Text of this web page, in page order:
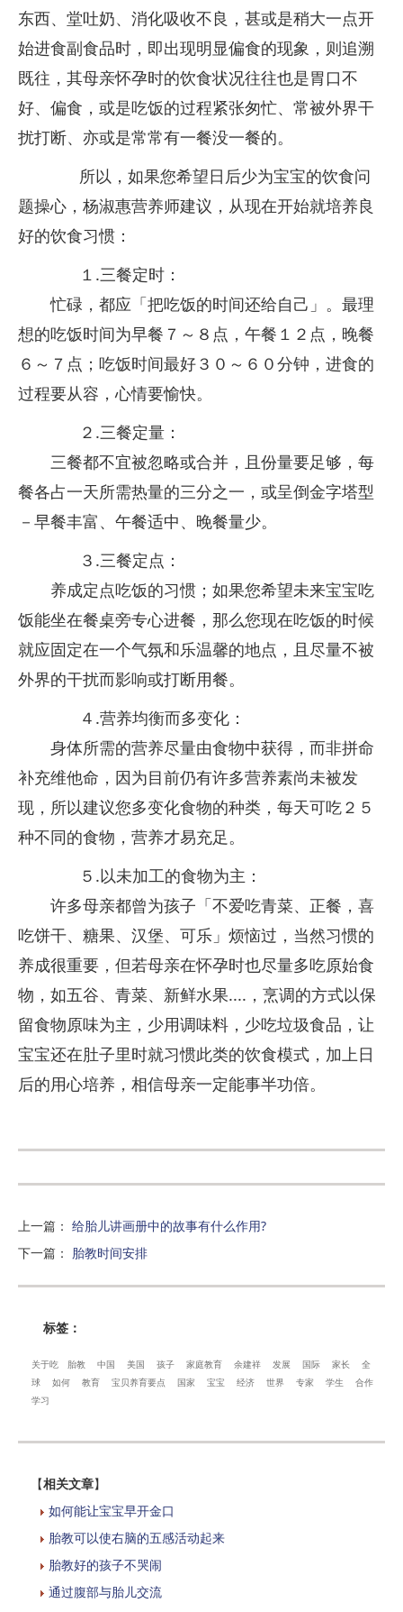
东西、堂吐奶、消化吸收不良，甚或是稍大一点开
始进食副食品时，即出现明显偏食的现象，则追溯
既往，其母亲怀孕时的饮食状况往往也是胃口不
好、偏食，或是吃饭的过程紧张匆忙、常被外界干
扰打断、亦或是常常有一餐没一餐的。
所以，如果您希望日后少为宝宝的饮食问
题操心，杨淑惠营养师建议，从现在开始就培养良
好的饮食习惯：
１.三餐定时：
忙碌，都应「把吃饭的时间还给自己」。最理
想的吃饭时间为早餐７～８点，午餐１２点，晚餐
６～７点；吃饭时间最好３０～６０分钟，进食的
过程要从容，心情要愉快。
２.三餐定量：
三餐都不宜被忽略或合并，且份量要足够，每
餐各占一天所需热量的三分之一，或呈倒金字塔型
－早餐丰富、午餐适中、晚餐量少。
３.三餐定点：
养成定点吃饭的习惯；如果您希望未来宝宝吃
饭能坐在餐桌旁专心进餐，那么您现在吃饭的时候
就应固定在一个气氛和乐温馨的地点，且尽量不被
外界的干扰而影响或打断用餐。
４.营养均衡而多变化：
身体所需的营养尽量由食物中获得，而非拼命
补充维他命，因为目前仍有许多营养素尚未被发
现，所以建议您多变化食物的种类，每天可吃２５
种不同的食物，营养才易充足。
５.以未加工的食物为主：
许多母亲都曾为孩子「不爱吃青菜、正餐，喜
吃饼干、糖果、汉堡、可乐」烦恼过，当然习惯的
养成很重要，但若母亲在怀孕时也尽量多吃原始食
物，如五谷、青菜、新鲜水果....，烹调的方式以保
留食物原味为主，少用调味料，少吃垃圾食品，让
宝宝还在肚子里时就习惯此类的饮食模式，加上日
后的用心培养，相信母亲一定能事半功倍。
上一篇 ： 给胎儿讲画册中的故事有什么作用?
下一篇 ： 胎教时间安排
标签：
关于吃 胎教 中国 美国 孩子 家庭教育 余建祥 发展 国际 家长
全
球
如何 教育 宝贝养育要点 国家 宝宝 经济 世界 专家 学生
合作
学习
【相关文章】
如何能让宝宝早开金口
胎教可以使右脑的五感活动起来
胎教好的孩子不哭闹
通过腹部与胎儿交流